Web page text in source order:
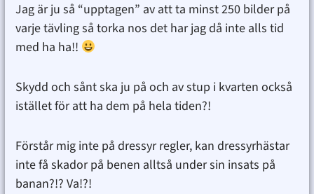
Jag är ju så “upptagen” av att ta minst 250 bilder på
varje tävling så torka nos det har jag då inte alls tid
med ha ha!!
Skydd och sånt ska ju på och av stup i kvarten också
istället för att ha dem på hela tiden?!
Förstår mig inte på dressyr regler, kan dressyrhästar
inte få skador på benen alltså under sin insats på
banan?!? Va!?!